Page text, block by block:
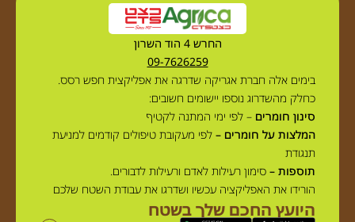
החרש 4 הוד השרון
09-7626259
בימים אלה חברת אגריקה שדרגה את אפליקצית חפש רסס.
כחלק מהשדרוג נוספו יישומים חשובים:
סינון חומרים – לפי ימי המתנה לקטיף
המלצות על חומרים – לפי מעקובת טיפולים קודמים למניעת
תנגודת
תוספות – סימון רעילות לאדם ורעילות לדבורים.
הורידו את האפליקציה עכשיו ושדרגו את עבודת השטח שלכם
היועץ החכם שלך בשטח